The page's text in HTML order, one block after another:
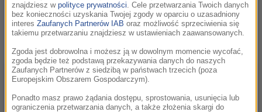
Filmowa Mapa Polski – konkurs antenowy
nawiązujący do naszej letniej akcji
znajdziesz w polityce prywatności. Cele przetwarzania Twoich danych
bez konieczności uzyskania Twojej zgody w oparciu o uzasadniony
interes Zaufanych Partnerów IAB oraz możliwość sprzeciwienia się
takiemu przetwarzaniu znajdziesz w ustawieniach zaawansowanych.
Zgoda jest dobrowolna i możesz ją w dowolnym momencie wycofać,
zgoda będzie też podstawą przekazywania danych do naszych
Zaufanych Partnerów z siedzibą w państwach trzecich (poza
Europejskim Obszarem Gospodarczym).
Ponadto masz prawo żądania dostępu, sprostowania, usunięcia lub
ograniczenia przetwarzania danych, a także złożenia skargi do